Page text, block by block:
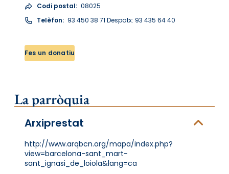
Codi postal: 08025
Telèfon: 93 450 38 71 Despatx: 93 435 64 40
Fes un donatiu
La parròquia
Arxiprestat
http://www.arqbcn.org/mapa/index.php?
view=barcelona-sant_mart-
sant_ignasi_de_loiola&lang=ca